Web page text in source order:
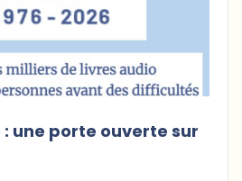
: une porte ouverte sur